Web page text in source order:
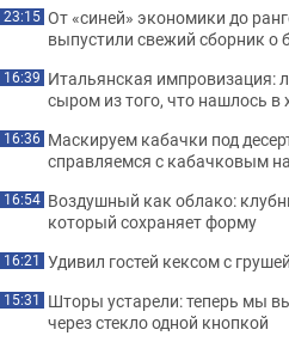
23:15 От «синей» экономики до
выпустили свежий сборник о
16:39 Итальянская импровизация:
сыром из того, что нашлось в
16:36 Маскируем кабачки под
справляемся с кабачковым
16:54 Воздушный как облако:
который сохраняет форму
16:21 Удивил гостей кексом с
15:31 Шторы устарели: теперь мы
через стекло одной кнопкой